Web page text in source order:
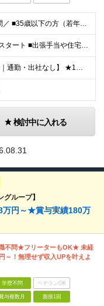
＼未経験OK・学歴不問／ ■35歳以下の方（若年層の長期キャリア形成のため） ■第二新卒OK ■普通自動車免許（AT）をお持ちの方 ▼▽こんな方はぜひご応募ください！▽▼ 「車の運転が好き！」 「地
■未経験でも月給30万スタート ■出張手当や住宅手当あり 【東京都・神奈川県】 月給35万円～60万円＋インセンティブ＋賞与＋諸手当 上記月給は、月42時間分の固定残業代（月8万3900円以上）を含
【フルリモートワーク｜通勤・出社なし】 ★1人1台社用車貸与 ★転勤なし ★直帰直行OK 【本社】 兵庫県神戸市中央区明石町44 神戸御幸ビル4F ★☆積極採用中☆★ ◆北海道・東北：札幌／福島／
検討中に入れる
ループ】
円～★賞与実績180万
不問★フリーターもOK★ 未経
～！無理せず収入UPを叶えよ
学歴不問 ベテランOK
与複数月 面接1回